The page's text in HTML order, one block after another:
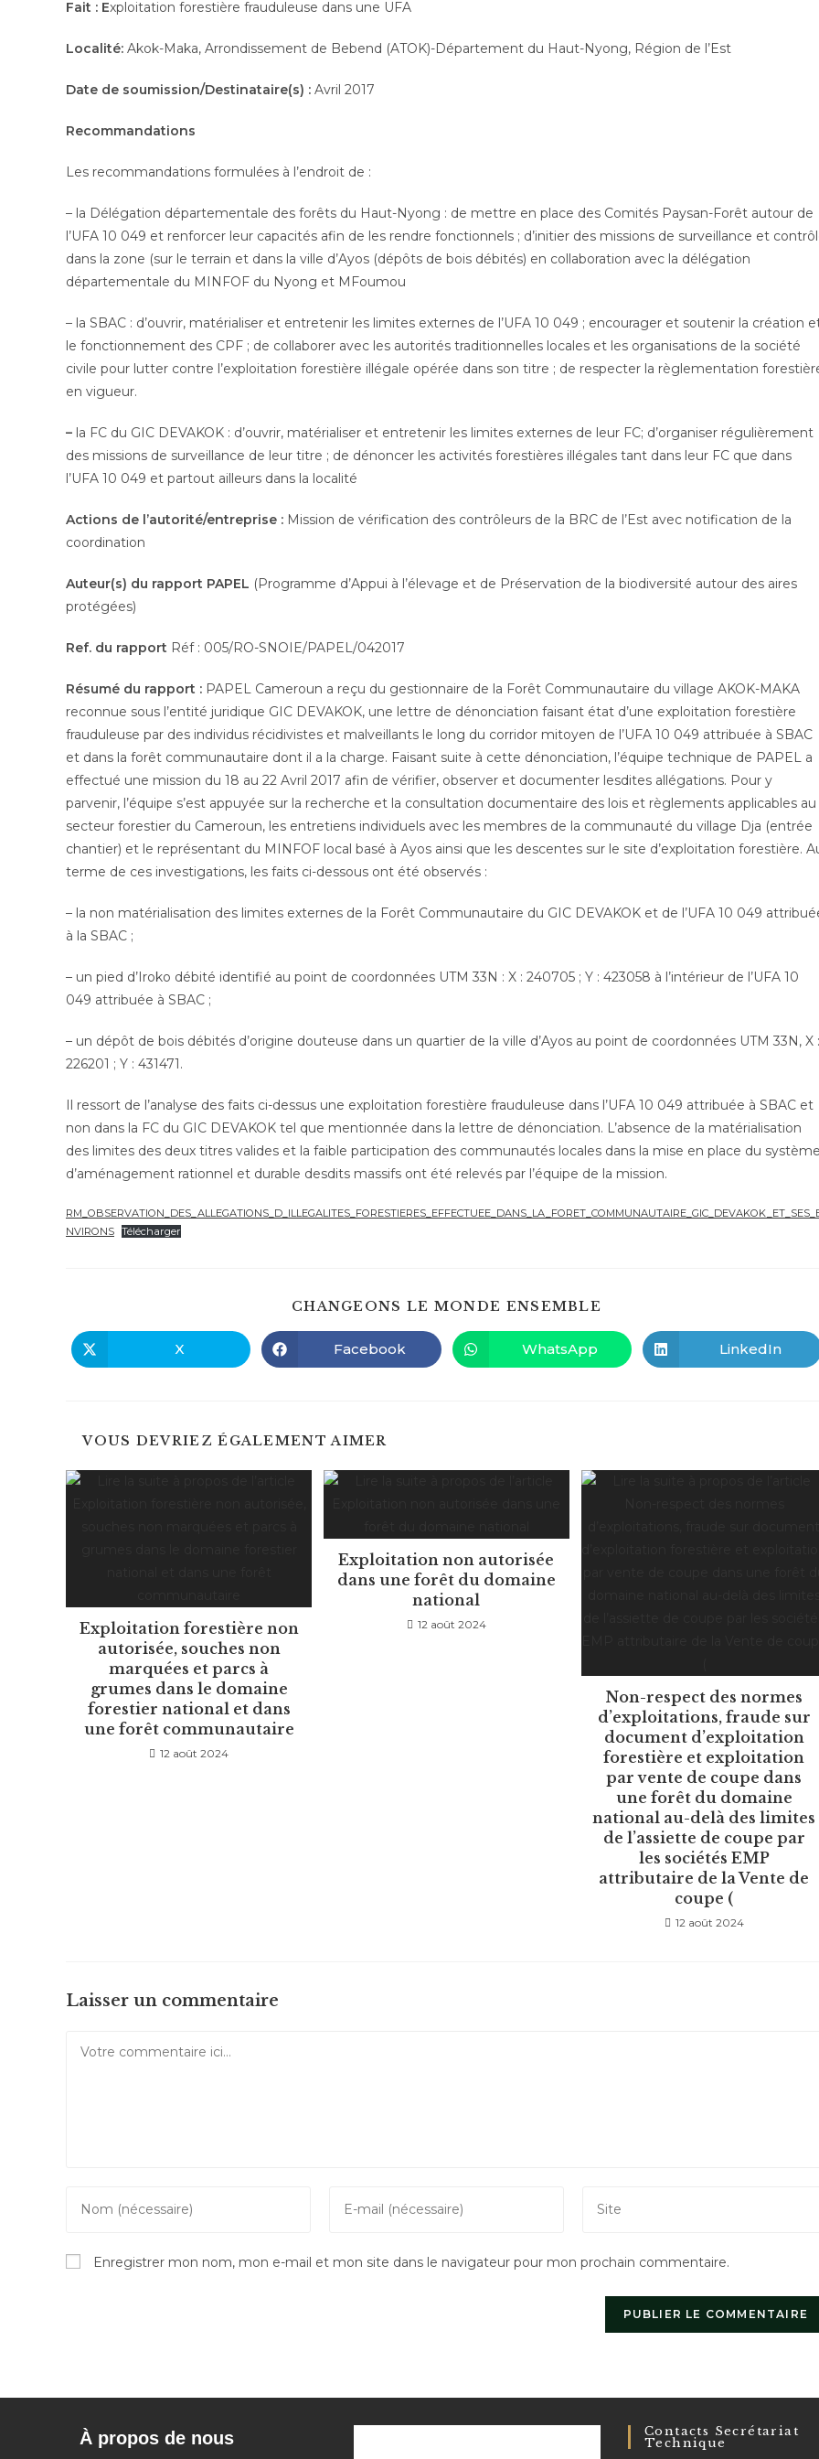
Fait : Exploitation forestière frauduleuse dans une UFA
Localité: Akok-Maka, Arrondissement de Bebend (ATOK)-Département du Haut-Nyong, Région de l’Est
Date de soumission/Destinataire(s) : Avril 2017
Recommandations
Les recommandations formulées à l’endroit de :
– la Délégation départementale des forêts du Haut-Nyong : de mettre en place des Comités Paysan-Forêt autour de
l’UFA 10 049 et renforcer leur capacités afin de les rendre fonctionnels ; d’initier des missions de surveillance et
dans la zone (sur le terrain et dans la ville d’Ayos (dépôts de bois débités) en collaboration avec la délégation
départementale du MINFOF du Nyong et MFoumou
– la SBAC : d’ouvrir, matérialiser et entretenir les limites externes de l’UFA 10 049 ; encourager et soutenir la création
le fonctionnement des CPF ; de collaborer avec les autorités traditionnelles locales et les organisations de la société
civile pour lutter contre l’exploitation forestière illégale opérée dans son titre ; de respecter la règlementation
en vigueur.
– la FC du GIC DEVAKOK : d’ouvrir, matérialiser et entretenir les limites externes de leur FC; d’organiser régulièrement
des missions de surveillance de leur titre ; de dénoncer les activités forestières illégales tant dans leur FC que dans
l’UFA 10 049 et partout ailleurs dans la localité
Actions de l’autorité/entreprise : Mission de vérification des contrôleurs de la BRC de l’Est avec notification de la
coordination
Auteur(s) du rapport PAPEL (Programme d’Appui à l’élevage et de Préservation de la biodiversité autour des aires
protégées)
Ref. du rapport Réf : 005/RO-SNOIE/PAPEL/042017
Résumé du rapport : PAPEL Cameroun a reçu du gestionnaire de la Forêt Communautaire du village AKOK-MAKA
reconnue sous l’entité juridique GIC DEVAKOK, une lettre de dénonciation faisant état d’une exploitation forestière
frauduleuse par des individus récidivistes et malveillants le long du corridor mitoyen de l’UFA 10 049 attribuée à SBAC
et dans la forêt communautaire dont il a la charge. Faisant suite à cette dénonciation, l’équipe technique de PAPEL a
effectué une mission du 18 au 22 Avril 2017 afin de vérifier, observer et documenter lesdites allégations. Pour y
parvenir, l’équipe s’est appuyée sur la recherche et la consultation documentaire des lois et règlements applicables au
secteur forestier du Cameroun, les entretiens individuels avec les membres de la communauté du village Dja (entrée
chantier) et le représentant du MINFOF local basé à Ayos ainsi que les descentes sur le site d’exploitation forestière.
terme de ces investigations, les faits ci-dessous ont été observés :
– la non matérialisation des limites externes de la Forêt Communautaire du GIC DEVAKOK et de l’UFA 10 049
à la SBAC ;
– un pied d’Iroko débité identifié au point de coordonnées UTM 33N : X : 240705 ; Y : 423058 à l’intérieur de l’UFA 10
049 attribuée à SBAC ;
– un dépôt de bois débités d’origine douteuse dans un quartier de la ville d’Ayos au point de coordonnées UTM 33N, X :
226201 ; Y : 431471.
Il ressort de l’analyse des faits ci-dessus une exploitation forestière frauduleuse dans l’UFA 10 049 attribuée à SBAC et
non dans la FC du GIC DEVAKOK tel que mentionnée dans la lettre de dénonciation. L’absence de la matérialisation
des limites des deux titres valides et la faible participation des communautés locales dans la mise en place du système
d’aménagement rationnel et durable desdits massifs ont été relevés par l’équipe de la mission.
NVIRONS Télécharger
CHANGEONS LE MONDE ENSEMBLE
CONTENU
Ouvrir
dans
X Ouvrir
dans
Facebook Ouvrir
dans
WhatsApp Ouvrir
dans
LinkedIn
VOUS DEVRIEZ ÉGALEMENT AIMER
Exploitation forestière non
autorisée, souches non
marquées et parcs à
grumes dans le domaine
forestier national et dans
une forêt communautaire
12 août 2024
Exploitation non autorisée
dans une forêt du domaine
national
12 août 2024
Non-respect des normes
d’exploitations, fraude sur
document d’exploitation
forestière et exploitation
par vente de coupe dans
une forêt du domaine
national au-delà des limites
de l’assiette de coupe par
les sociétés EMP
attributaire de la Vente de
coupe (
12 août 2024
Laisser un commentaire
your
or
your
address
l’URL
votre
(facultatif)
Enregistrer mon nom, mon e-mail et mon site dans le navigateur pour mon prochain commentaire.
À propos de nous Contacts Secrétariat
Technique